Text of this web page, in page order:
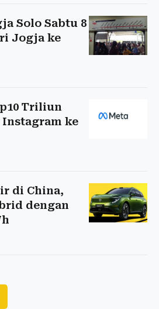
Solo Sabtu 8
Jogja ke
Triliun
ke
di China,
dengan